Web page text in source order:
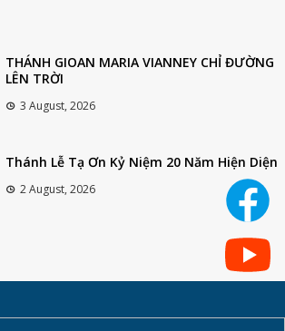
THÁNH GIOAN MARIA VIANNEY CHỈ ĐƯỜNG
LÊN TRỜI
3 August, 2026
Thánh Lễ Tạ Ơn Kỷ Niệm 20 Năm Hiện Diện
2 August, 2026